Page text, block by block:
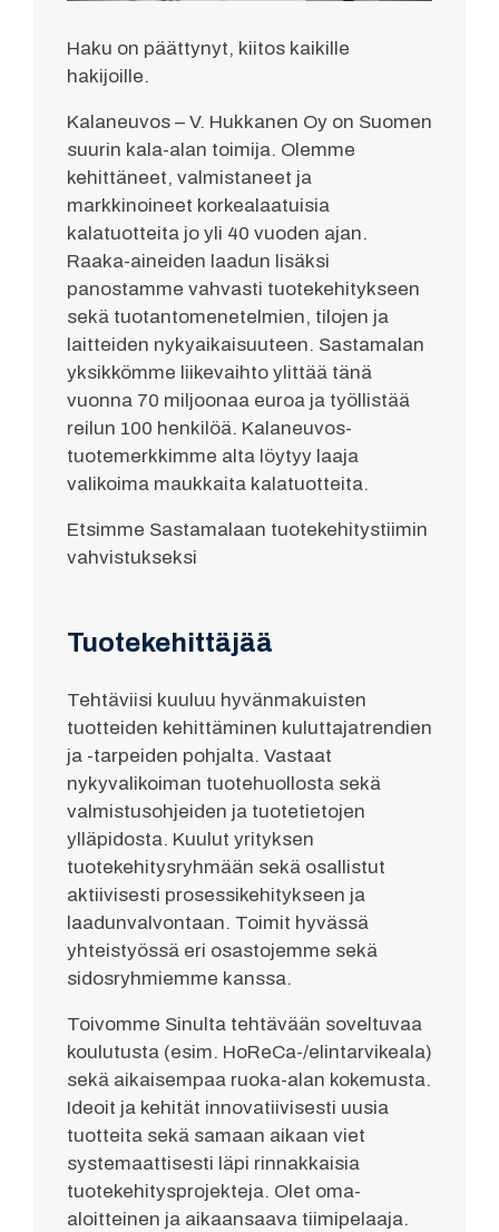
Haku on päättynyt, kiitos kaikille
hakijoille.
Kalaneuvos – V. Hukkanen Oy on Suomen
suurin kala-alan toimija. Olemme
kehittäneet, valmistaneet ja
markkinoineet korkealaatuisia
kalatuotteita jo yli 40 vuoden ajan.
Raaka-aineiden laadun lisäksi
panostamme vahvasti tuotekehitykseen
sekä tuotantomenetelmien, tilojen ja
laitteiden nykyaikaisuuteen. Sastamalan
yksikkömme liikevaihto ylittää tänä
vuonna 70 miljoonaa euroa ja työllistää
reilun 100 henkilöä. Kalaneuvos-
tuotemerkkimme alta löytyy laaja
valikoima maukkaita kalatuotteita.
Etsimme Sastamalaan tuotekehitystiimin
vahvistukseksi
Tuotekehittäjää
Tehtäviisi kuuluu hyvänmakuisten
tuotteiden kehittäminen kuluttajatrendien
ja -tarpeiden pohjalta. Vastaat
nykyvalikoiman tuotehuollosta sekä
valmistusohjeiden ja tuotetietojen
ylläpidosta. Kuulut yrityksen
tuotekehitysryhmään sekä osallistut
aktiivisesti prosessikehitykseen ja
laadunvalvontaan. Toimit hyvässä
yhteistyössä eri osastojemme sekä
sidosryhmiemme kanssa.
Toivomme Sinulta tehtävään soveltuvaa
koulutusta (esim. HoReCa-/elintarvikeala)
sekä aikaisempaa ruoka-alan kokemusta.
Ideoit ja kehität innovatiivisesti uusia
tuotteita sekä samaan aikaan viet
systemaattisesti läpi rinnakkaisia
tuotekehitysprojekteja. Olet oma-
aloitteinen ja aikaansaava tiimipelaaja.